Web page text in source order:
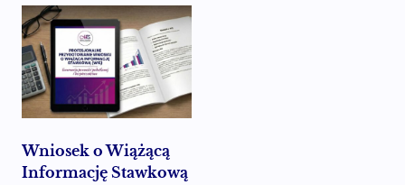
Wniosek o Wiążącą
Informację Stawkową